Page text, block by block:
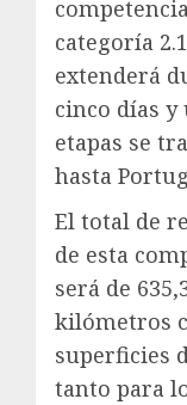
categoría
extenderá
cinco días y
etapas se
hasta
El total de
de esta
será de
kilómetros
superficies
tanto para